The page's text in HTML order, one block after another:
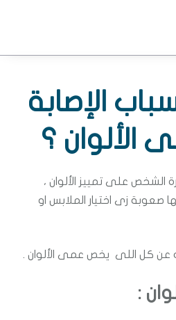
الإصابة
؟
على تمييز الألوان ،
زى اختيار الملابس او
اللى يخص عمى الألوان .
: